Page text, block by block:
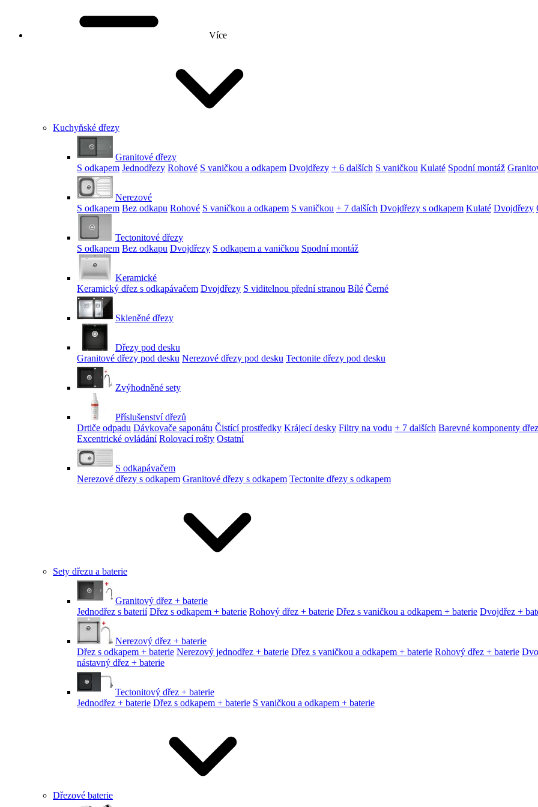
Více
Kuchyňské dřezy
Granitové dřezy
S odkapem Jednodřezy Rohové S vaničkou a odkapem Dvojdřezy + 6 dalších S vaničkou Kulaté Spodní montáž
Nerezové
S odkapem Bez odkapu Rohové S vaničkou a odkapem S vaničkou + 7 dalších Dvojdřezy s odkapem Kulaté Dvojdřezy
Tectonitové dřezy
S odkapem Bez odkapu Dvojdřezy S odkapem a vaničkou Spodní montáž
Keramické
Keramický dřez s odkapávačem Dvojdřezy S viditelnou přední stranou Bílé Černé
Skleněné dřezy
Dřezy pod desku
Granitové dřezy pod desku Nerezové dřezy pod desku Tectonite dřezy pod desku
Zvýhodněné sety
Příslušenství dřezů
Drtiče odpadu Dávkovače saponátu Čistící prostředky Krájecí desky Filtry na vodu + 7 dalších Barevné komponenty
Excentrické ovládání Rolovací rošty Ostatní
S odkapávačem
Nerezové dřezy s odkapem Granitové dřezy s odkapem Tectonite dřezy s odkapem
Sety dřezu a baterie
Granitový dřez + baterie
Jednodřez s baterií Dřez s odkapem + baterie Rohový dřez + baterie Dřez s vaničkou a odkapem + baterie Dvojdřez +
Nerezový dřez + baterie
Dřez s odkapem + baterie Nerezový jednodřez + baterie Dřez s vaničkou a odkapem + baterie Rohový dřez + baterie
nástavný dřez + baterie
Tectonitový dřez + baterie
Jednodřez + baterie Dřez s odkapem + baterie S vaničkou a odkapem + baterie
Dřezové baterie